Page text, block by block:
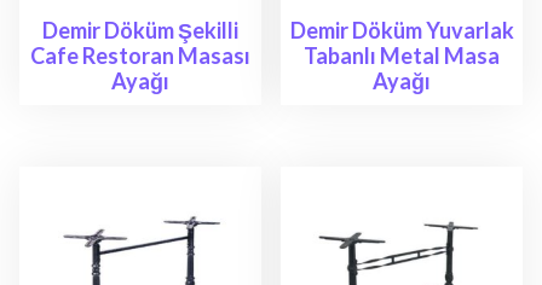
Demir Döküm Şekilli
Cafe Restoran Masası
Ayağı
Demir Döküm Yuvarlak
Tabanlı Metal Masa
Ayağı